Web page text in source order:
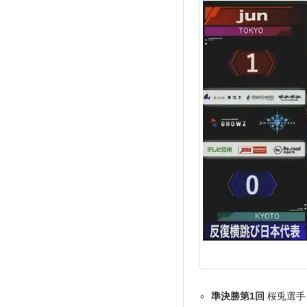
準決勝第1回 桜兎選